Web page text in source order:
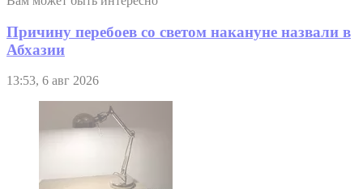
Причину перебоев со светом накануне назвали в
Абхазии
13:53, 6 авг 2026